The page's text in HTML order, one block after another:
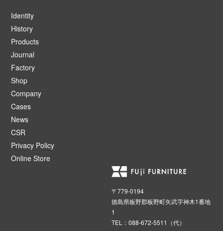
Identity
History
Products
Journal
Factory
Shop
Company
Cases
News
CSR
Privacy Policy
Online Store
〒779-0194
徳島県板野郡板野町矢武字神木1番地
1
TEL：088-672-5511（代）